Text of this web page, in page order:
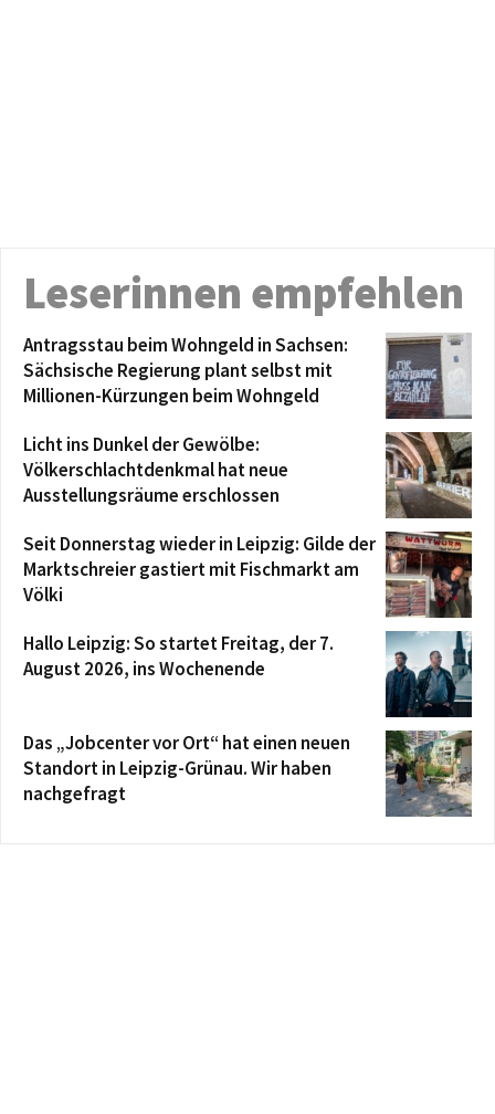
Leserinnen empfehlen
Antragsstau beim Wohngeld in Sachsen:
Sächsische Regierung plant selbst mit
Millionen-Kürzungen beim Wohngeld
Licht ins Dunkel der Gewölbe:
Völkerschlachtdenkmal hat neue
Ausstellungsräume erschlossen
Seit Donnerstag wieder in Leipzig: Gilde der
Marktschreier gastiert mit Fischmarkt am
Völki
Hallo Leipzig: So startet Freitag, der 7.
August 2026, ins Wochenende
Das „Jobcenter vor Ort“ hat einen neuen
Standort in Leipzig-Grünau. Wir haben
nachgefragt